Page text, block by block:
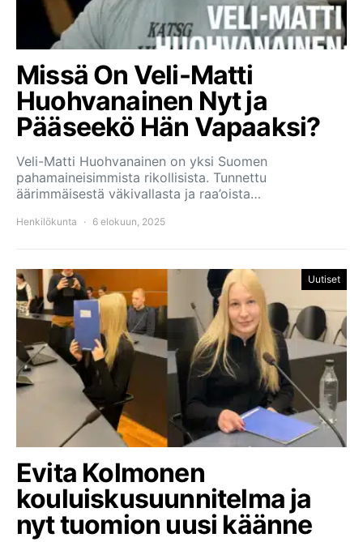
Missä On Veli-Matti
Huohvanainen Nyt ja
Pääseekö Hän Vapaaksi?
Veli-Matti Huohvanainen on yksi Suomen
pahamaineisimmista rikollisista. Tunnettu
äärimmäisestä väkivallasta ja raa’oista…
Henkilökunta 6 elokuun, 2025
Uutiset
Evita Kolmonen
kouluiskusuunnitelma ja
nyt tuomion uusi käänne